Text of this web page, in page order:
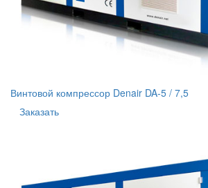
Винтовой компрессор Denair DA-5 / 7,5
Заказать